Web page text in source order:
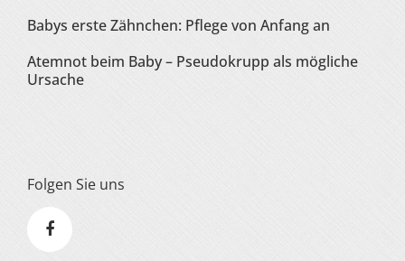
Babys erste Zähnchen: Pflege von Anfang an
Atemnot beim Baby – Pseudokrupp als mögliche
Ursache
Folgen Sie uns